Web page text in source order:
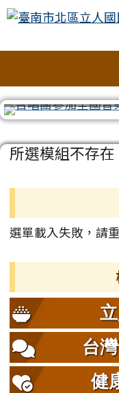
跳至主內容區
臺南市北區立
主內容區域
所選模組不存在
選單載入失敗，請
台
健
頁尾區域